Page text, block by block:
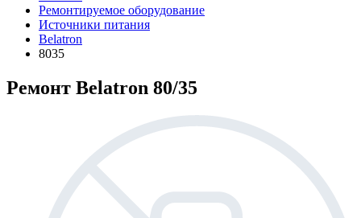
Ремонтируемое оборудование
Источники питания
Belatron
8035
Ремонт Belatron 80/35